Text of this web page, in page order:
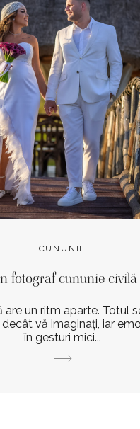
CUNUNIE
fotograf cununie
are un ritm aparte. Totul
vă imaginați, iar
în gesturi mici...